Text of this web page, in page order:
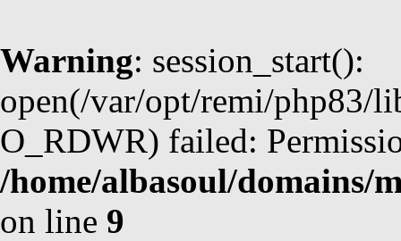
Warning: session_start():
open(/var/opt/remi/php83/
O_RDWR) failed:
/home/albasoul/domains/
on line 9